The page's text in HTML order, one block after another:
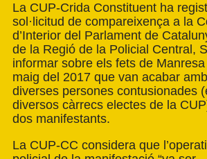
La CUP-Crida Constituent ha
sol·licitud de compareixença a la
d’Interior del Parlament de
de la Regió de la Policial Central,
informar sobre els fets de
maig del 2017 que van acabar
diverses persones contusionades
diversos càrrecs electes de la
dos manifestants.
La CUP-CC considera que